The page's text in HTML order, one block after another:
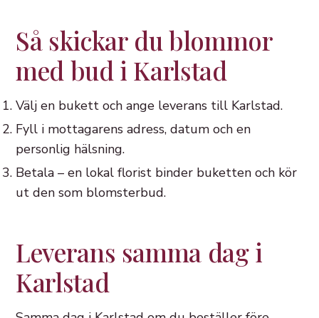
Så skickar du blommor
med bud i Karlstad
Välj en bukett och ange leverans till Karlstad.
Fyll i mottagarens adress, datum och en
personlig hälsning.
Betala – en lokal florist binder buketten och kör
ut den som blomsterbud.
Leverans samma dag i
Karlstad